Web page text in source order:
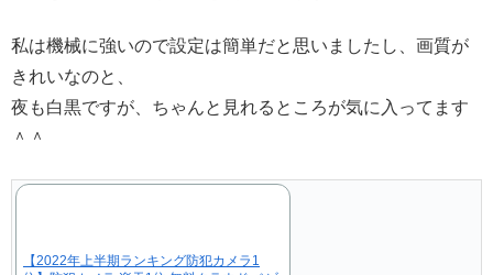
私は機械に強いので設定は簡単だと思いましたし、画質が
きれいなのと、
夜も白黒ですが、ちゃんと見れるところが気に入ってます
＾＾
【2022年上半期ランキング防犯カメラ1